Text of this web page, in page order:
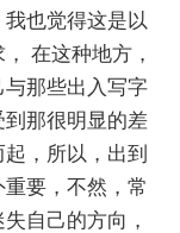
也觉得这是以
在这种地方，
那些出入写字
那很明显的差
，所以，出到
要，不然，常
自己的方向，